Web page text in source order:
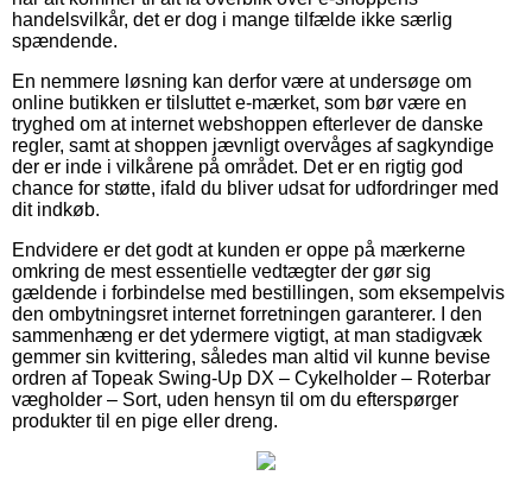
handelsvilkår, det er dog i mange tilfælde ikke særlig
spændende.
En nemmere løsning kan derfor være at undersøge om
online butikken er tilsluttet e-mærket, som bør være en
tryghed om at internet webshoppen efterlever de danske
regler, samt at shoppen jævnligt overvåges af sagkyndige
der er inde i vilkårene på området. Det er en rigtig god
chance for støtte, ifald du bliver udsat for udfordringer med
dit indkøb.
Endvidere er det godt at kunden er oppe på mærkerne
omkring de mest essentielle vedtægter der gør sig
gældende i forbindelse med bestillingen, som eksempelvis
den ombytningsret internet forretningen garanterer. I den
sammenhæng er det ydermere vigtigt, at man stadigvæk
gemmer sin kvittering, således man altid vil kunne bevise
ordren af Topeak Swing-Up DX – Cykelholder – Roterbar
vægholder – Sort, uden hensyn til om du efterspørger
produkter til en pige eller dreng.